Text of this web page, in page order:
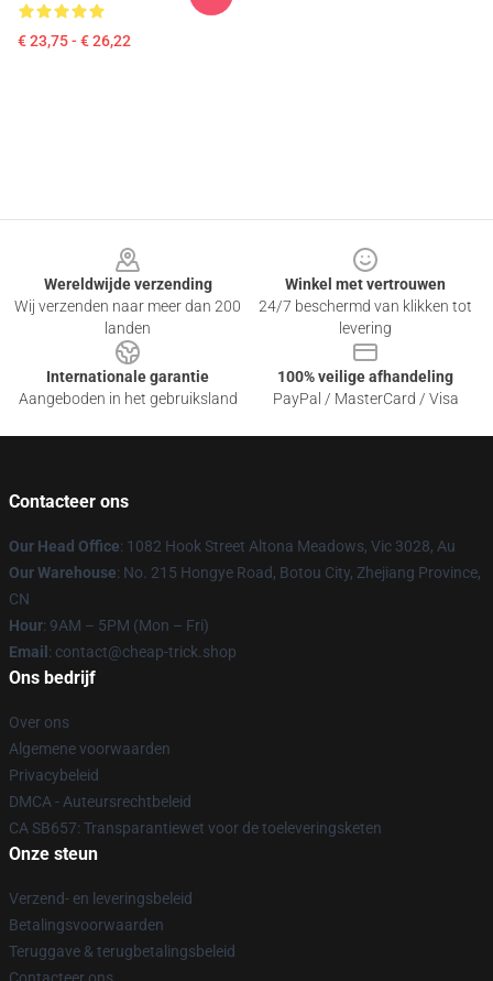
€ 23,75 - € 26,22
Wereldwijde verzending
Wij verzenden naar meer dan 200
landen
Winkel met vertrouwen
24/7 beschermd van klikken tot
levering
Internationale garantie
Aangeboden in het gebruiksland
100% veilige afhandeling
PayPal / MasterCard / Visa
Contacteer ons
Our Head Office: 1082 Hook Street Altona Meadows, Vic 3028, Au
Our Warehouse: No. 215 Hongye Road, Botou City, Zhejiang Province,
CN
Hour: 9AM – 5PM (Mon – Fri)
Email : contact@cheap-trick.shop
Ons bedrijf
Over ons
Algemene voorwaarden
Privacybeleid
DMCA - Auteursrechtbeleid
CA SB657: Transparantiewet voor de toeleveringsketen
Onze steun
Verzend- en leveringsbeleid
Betalingsvoorwaarden
Teruggave & terugbetalingsbeleid